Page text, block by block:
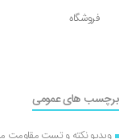
فروشگاه
برچسب های عمومی
ویدیو نکته و تست مقاومت